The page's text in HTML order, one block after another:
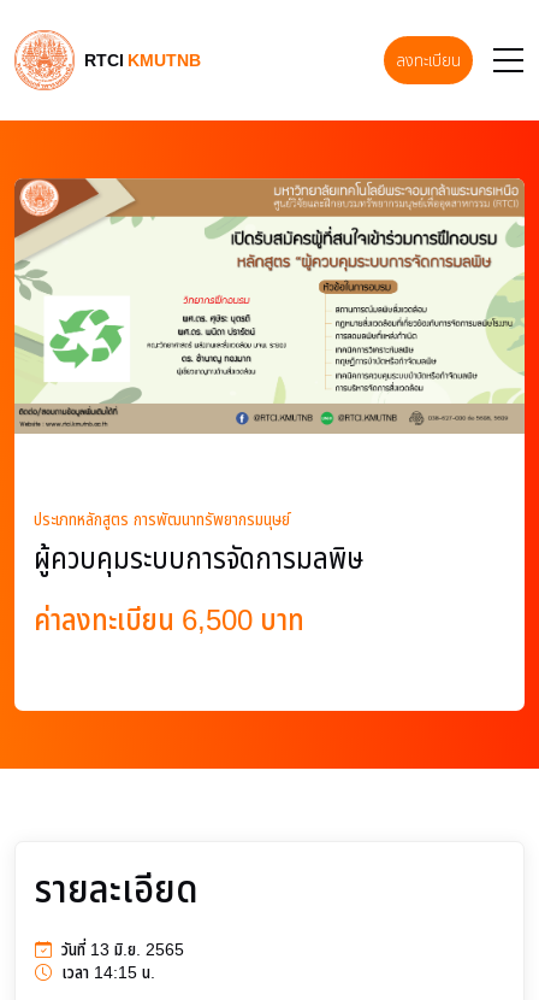
RTCI KMUTNB ลงทะเบียน
ประเภทหลักสูตร การพัฒนาทรัพยากรมนุษย์
ผู้ควบคุมระบบการจัดการมลพิษ
ค่าลงทะเบียน 6,500 บาท
รายละเอียด
วันที่ 13 มิ.ย. 2565
เวลา 14:15 น.